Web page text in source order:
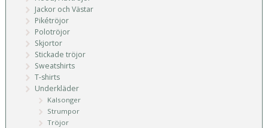
Jackor och Västar
Pikétröjor
Polotröjor
Skjortor
Stickade tröjor
Sweatshirts
T-shirts
Underkläder
Kalsonger
Strumpor
Tröjor